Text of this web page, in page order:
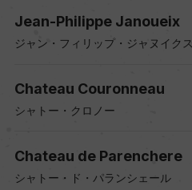
Jean-Philippe Janoueix
ジャン・フィリップ・ジャヌイクス
Chateau Couronneau
シャトー・クロノー
Chateau de Parenchere
シャトー・ド・パランシェール